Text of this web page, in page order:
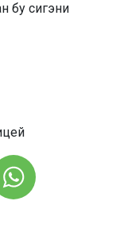
бу сигэни